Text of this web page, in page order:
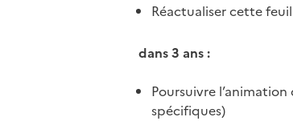
Réactualiser cette
dans 3 ans :
Poursuivre
spécifiques)